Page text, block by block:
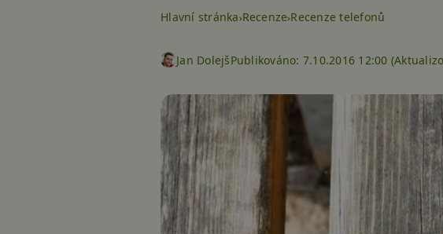
Hlavní stránka Recenze Recenze telefonů
Jan DolejšPublikováno: 7.10.2016 12:00 (